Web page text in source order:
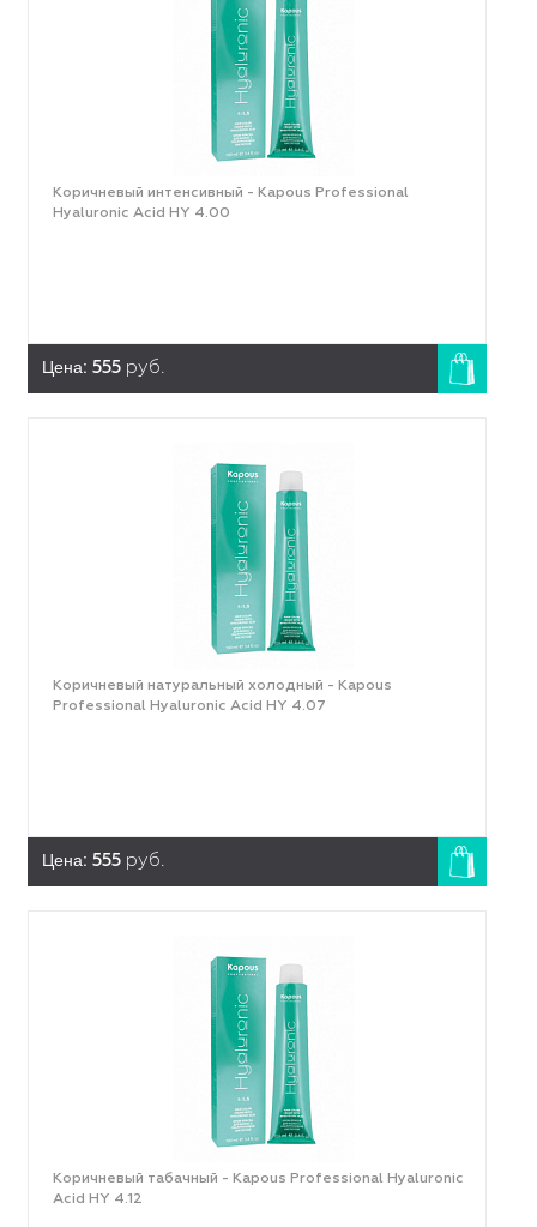
Коричневый интенсивный - Kapous Professional
Hyaluronic Acid HY 4.00
Цена: 555 руб.
Коричневый натуральный холодный - Kapous
Professional Hyaluronic Acid HY 4.07
Цена: 555 руб.
Коричневый табачный - Kapous Professional Hyaluronic
Acid HY 4.12